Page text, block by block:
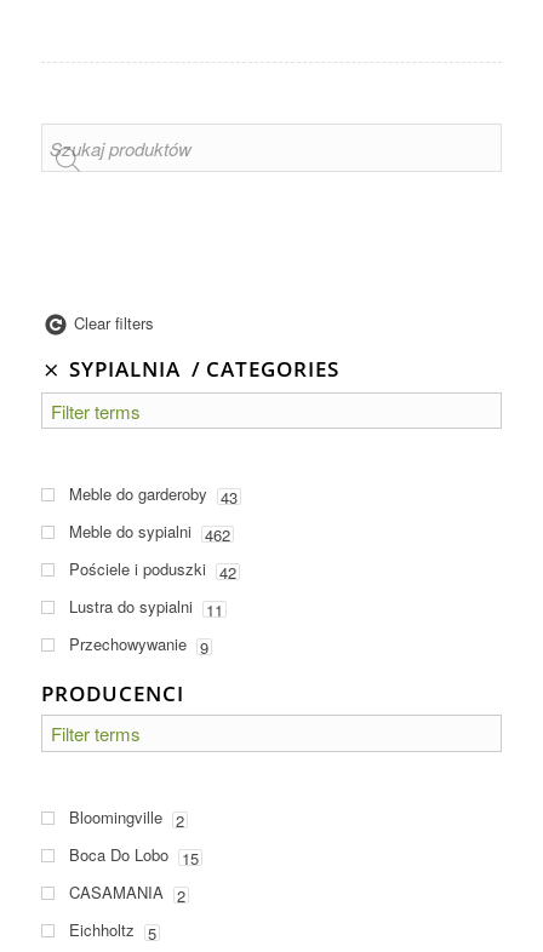
Clear filters
SYPIALNIA CATEGORIES
Meble do garderoby
43
Meble do sypialni
462
Pościele i poduszki
42
Lustra do sypialni
11
Przechowywanie 9
PRODUCENCI
Bloomingville 2
Boca Do Lobo 15
CASAMANIA 2
Eichholtz
5